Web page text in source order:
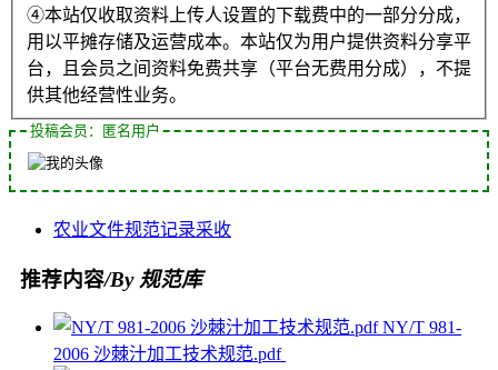
④本站仅收取资料上传人设置的下载费中的一部分分成，
用以平摊存储及运营成本。本站仅为用户提供资料分享平
台，且会员之间资料免费共享（平台无费用分成），不提
供其他经营性业务。
投稿会员：匿名用户
农业文件规范记录采收
推荐内容/By 规范库
NY/T 981-
2006 沙棘汁加工技术规范.pdf